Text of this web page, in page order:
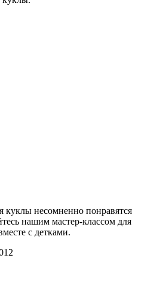
куклы несомненно понравятся
нашим мастер-классом для
с детками.